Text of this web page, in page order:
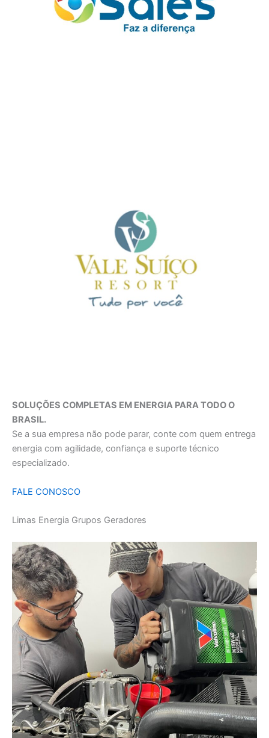
SOLUÇÕES COMPLETAS EM ENERGIA PARA TODO O
BRASIL.
Se a sua empresa não pode parar, conte com quem entrega
energia com agilidade, confiança e suporte técnico
especializado.
FALE CONOSCO
Limas Energia Grupos Geradores